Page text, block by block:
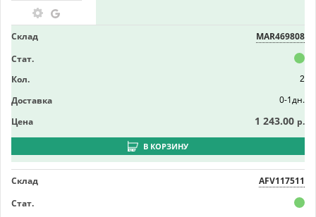
Склад
MAR469808
Стат.
Кол.
2
Доставка
0-1дн.
Цена
1 243.00 р.
В КОРЗИНУ
Склад
AFV117511
Стат.